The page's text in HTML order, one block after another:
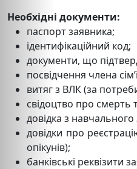
Необхідні документи:
паспорт заявника;
ідентифікаційний код;
документи, що
посвідчення члена
витяг з ВЛК (за
свідоцтво про
довідка з навчального
довідки про
опікунів);
банківські реквізити